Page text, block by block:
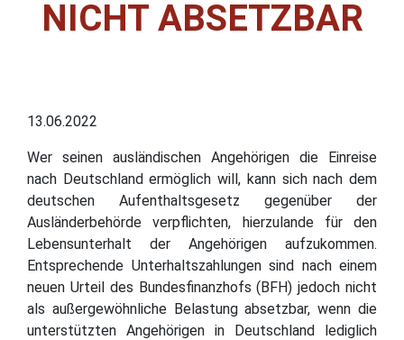
ICHT ABSETZBAR
13.06.2022
Wer seinen ausländischen Angehörigen die Einreise
nach Deutschland ermöglich will, kann sich nach dem
deutschen Aufenthaltsgesetz gegenüber der
Ausländerbehörde verpflichten, hierzulande für den
Lebensunterhalt der Angehörigen aufzukommen.
Entsprechende Unterhaltszahlungen sind nach einem
neuen Urteil des Bundesfinanzhofs (BFH) jedoch nicht
als außergewöhnliche Belastung absetzbar, wenn die
unterstützten Angehörigen in Deutschland lediglich